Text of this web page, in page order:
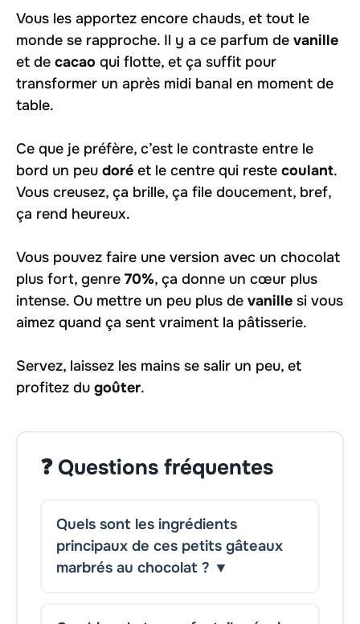
Vous les apportez encore chauds, et tout le
monde se rapproche. Il y a ce parfum de vanille
et de cacao qui flotte, et ça suffit pour
transformer un après midi banal en moment de
table.
Ce que je préfère, c’est le contraste entre le
bord un peu doré et le centre qui reste coulant.
Vous creusez, ça brille, ça file doucement, bref,
ça rend heureux.
Vous pouvez faire une version avec un chocolat
plus fort, genre 70%, ça donne un cœur plus
intense. Ou mettre un peu plus de vanille si vous
aimez quand ça sent vraiment la pâtisserie.
Servez, laissez les mains se salir un peu, et
profitez du goûter.
❓ Questions fréquentes
Quels sont les ingrédients
principaux de ces petits gâteaux
marbrés au chocolat ? ▼